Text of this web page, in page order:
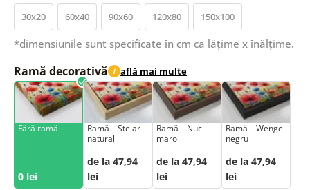
30x20 60x40 90x60 120x80 150x100
*dimensiunile sunt specificate în cm ca lățime x înălțime.
Ramă decorativă i află mai multe
Fără ramă
0 lei
Ramă – Stejar
natural
de la 47,94
lei
Ramă – Nuc
maro
de la 47,94
lei
Ramă – Wenge
negru
de la 47,94
lei